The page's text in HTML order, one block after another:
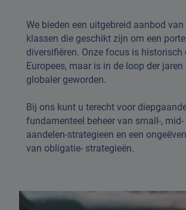
We bieden een uitgebreid aanbod
klassen die geschikt zijn om een
diversifiëren. Onze focus is historisch
Europees, maar is in de loop der jaren
globaler geworden.
Bij ons kunt u terecht voor
fundamenteel beheer van small-,
aandelen-strategieen en een
van obligatie- strategieën.